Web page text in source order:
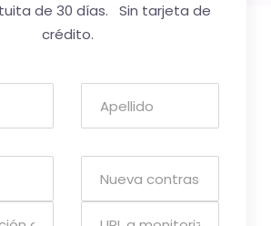
de 30 días. Sin tarjeta de
crédito.